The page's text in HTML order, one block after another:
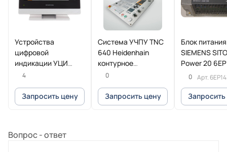
Устройства
цифровой
индикации УЦИ
POSITIP 8016
4
Запросить цену
Система УЧПУ TNC
640 Heidenhain
контурное
управление для
фрезерно-токарных
станков
0
Запросить цену
Блок питания
SIEMENS
Power 20
1SL11
0 Арт.
Вопрос - ответ